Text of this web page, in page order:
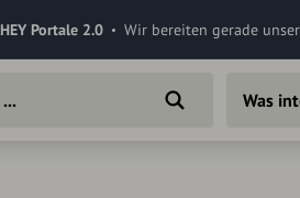
HEY Portale 2.0 Wir bereiten gerade
Was